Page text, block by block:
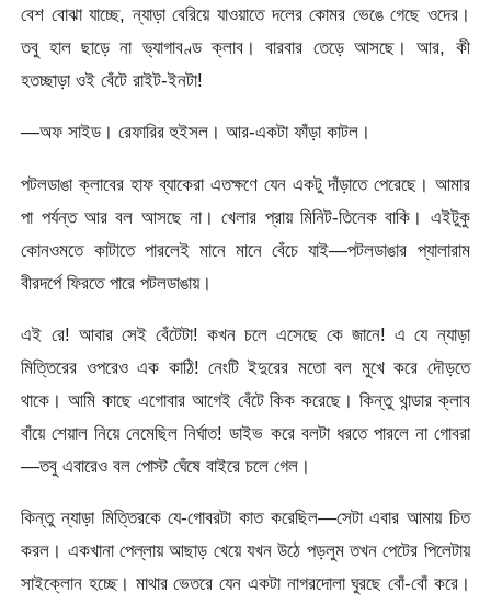
বেশ বোঝা যাচ্ছে, ন্যাড়া বেরিয়ে যাওয়াতে দলের কোমর ভেঙে গেছে ওদের।
তবু হাল ছাড়ে না ভ্যাগাবণ্ড ক্লাব। বারবার তেড়ে আসছে। আর, কী
হতচ্ছাড়া ওই বেঁটে রাইট-ইনটা!
—অফ সাইড। রেফারির হুইসল। আর-একটা ফাঁড়া কাটল।
পটলডাঙা ক্লাবের হাফ ব্যাকেরা এতক্ষণে যেন একটু দাঁড়াতে পেরেছে। আমার
পা পর্যন্ত আর বল আসছে না। খেলার প্রায় মিনিট-তিনেক বাকি। এইটুকু
কোনওমতে কাটাতে পারলেই মানে মানে বেঁচে যাই—পটলডাঙার প্যালারাম
বীরদর্পে ফিরতে পারে পটলডাঙায়।
এই রে! আবার সেই বেঁটেটা! কখন চলে এসেছে কে জানে! এ যে ন্যাড়া
মিত্তিরের ওপরেও এক কাঠি! নেংটি ইদুরের মতো বল মুখে করে দৌড়তে
থাকে। আমি কাছে এগোবার আগেই বেঁটে কিক করেছে। কিন্তু থান্ডার ক্লাব
বাঁয়ে শেয়াল নিয়ে নেমেছিল নির্ঘাত! ডাইভ করে বলটা ধরতে পারলে না গোবরা
—তবু এবারেও বল পোস্ট ঘেঁষে বাইরে চলে গেল।
কিন্তু ন্যাড়া মিত্তিরকে যে-গোবরটা কাত করেছিল—সেটা এবার আমায় চিত
করল। একখানা পেল্লায় আছাড় খেয়ে যখন উঠে পড়লুম তখন পেটের পিলেটায়
সাইক্লোন হচ্ছে। মাথার ভেতরে যেন একটা নাগরদোলা ঘুরছে বোঁ-বোঁ করে।